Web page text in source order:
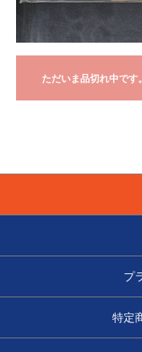
ただいま品切れ中です。
プ
特定